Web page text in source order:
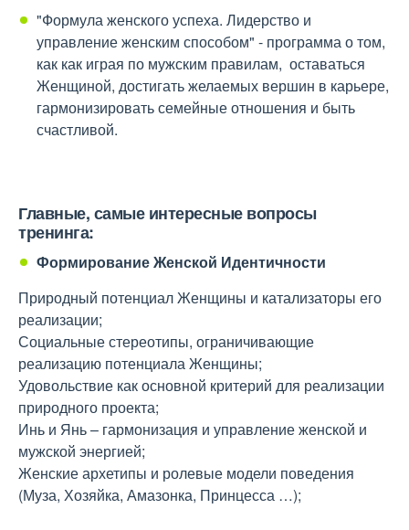
"Формула женского успеха. Лидерство и
управление женским способом" - программа о том,
как как играя по мужским правилам, оставаться
Женщиной, достигать желаемых вершин в карьере,
гармонизировать семейные отношения и быть
счастливой.
Главные, самые интересные вопросы
тренинга:
Формирование Женской Идентичности
Природный потенциал Женщины и катализаторы его
реализации;
Социальные стереотипы, ограничивающие
реализацию потенциала Женщины;
Удовольствие как основной критерий для реализации
природного проекта;
Инь и Янь – гармонизация и управление женской и
мужской энергией;
Женские архетипы и ролевые модели поведения
(Муза, Хозяйка, Амазонка, Принцесса …);